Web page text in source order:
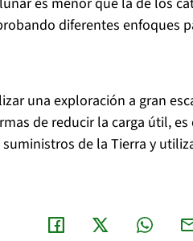
diferentes enfoques
una exploración a gran
de reducir la carga útil, es
de la Tierra y